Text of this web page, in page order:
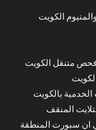
الكويت
متنقل الكويت
الخدمية بالكويت
ان سبورت المنطقة